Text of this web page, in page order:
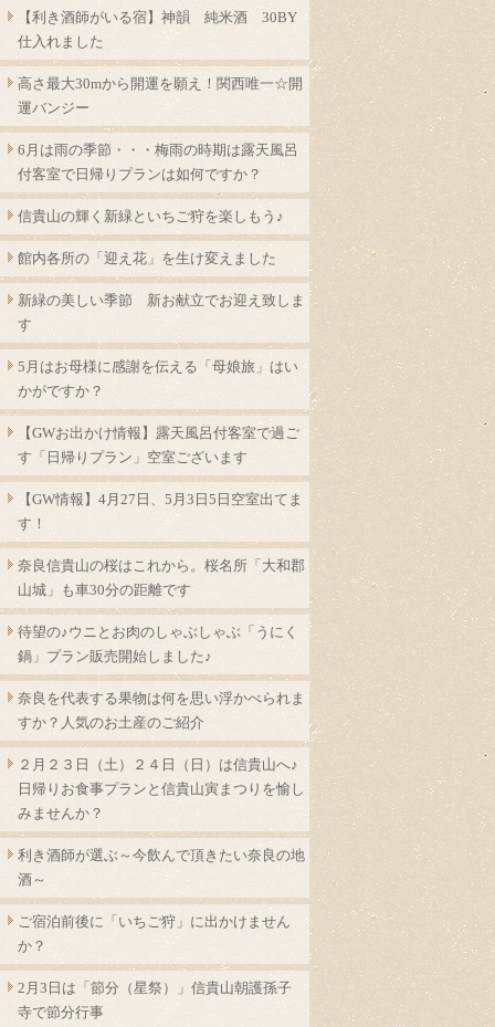
【利き酒師がいる宿】神韻 純米酒 30BY
仕入れました
高さ最大30mから開運を願え！関西唯一☆開
運バンジー
6月は雨の季節・・・梅雨の時期は露天風呂
付客室で日帰りプランは如何ですか？
信貴山の輝く新緑といちご狩を楽しもう♪
館内各所の「迎え花」を生け変えました
新緑の美しい季節 新お献立でお迎え致しま
す
5月はお母様に感謝を伝える「母娘旅」はい
かがですか？
【GWお出かけ情報】露天風呂付客室で過ご
す「日帰りプラン」空室ございます
【GW情報】4月27日、5月3日5日空室出てま
す！
奈良信貴山の桜はこれから。桜名所「大和郡
山城」も車30分の距離です
待望の♪ウニとお肉のしゃぶしゃぶ「うにく
鍋」プラン販売開始しました♪
奈良を代表する果物は何を思い浮かべられま
すか？人気のお土産のご紹介
２月２３日（土）２４日（日）は信貴山へ♪
日帰りお食事プランと信貴山寅まつりを愉し
みませんか？
利き酒師が選ぶ～今飲んで頂きたい奈良の地
酒～
ご宿泊前後に「いちご狩」に出かけません
か？
2月3日は「節分（星祭）」信貴山朝護孫子
寺で節分行事